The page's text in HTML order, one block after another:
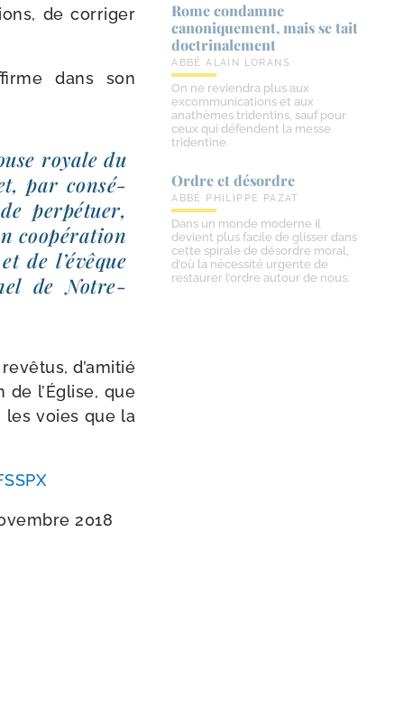
de cor­ri­ger
dans son
royale du
par consé­
per­pé­tuer,
coopé­ra­tion
de l’é­vêque
de Notre-
d’a­mi­tié
l’Église, que
voies que la
2018
Rome condamne
canoniquement, mais se tait
doctrinalement
ABBÉ ALAIN LORANS
On ne reviendra plus aux
excommunications et aux
anathèmes tridentins, sauf pour
ceux qui défendent la messe
tridentine.
Ordre et désordre
ABBÉ PHILIPPE PAZAT
Dans un monde moderne il
devient plus facile de glisser dans
cette spirale de désordre moral,
d’où la nécessité urgente de
restaurer l’ordre autour de nous.